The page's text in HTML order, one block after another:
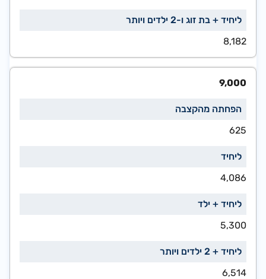
8,182
9,000
625
4,086
5,300
6,514